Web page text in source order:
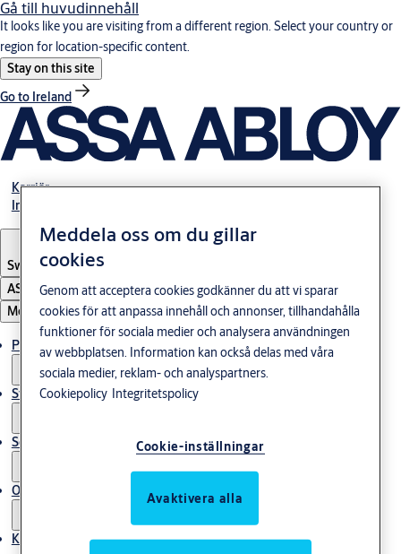
Gå till huvudinnehåll
It looks like you are visiting from a different region. Select your country or
region for location-specific content.
Stay on this site
Go to Ireland
Karriär
Investerare
Sweden·Svenska
ASSA ABLOY Group
Meny
Produkter och lösningar
Stories
Service
Om oss
Kontakta oss
Meddela oss om du gillar
cookies
Genom att acceptera cookies godkänner du att vi sparar
cookies för att anpassa innehåll och annonser, tillhandahålla
funktioner för sociala medier och analysera användningen
av webbplatsen. Information kan också delas med våra
sociala medier, reklam- och analyspartners.
Cookiepolicy Integritetspolicy
Cookie-inställningar
Avaktivera alla